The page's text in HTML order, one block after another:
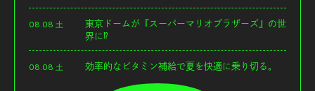
08.08 土
東京ドームが『スーパーマリオブラザーズ』の世
界に⁉︎
08.08 土 効率的なビタミン補給で夏を快適に乗り切る。